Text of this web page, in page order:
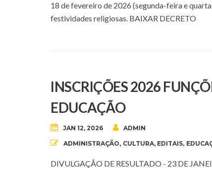
18 de fevereiro de 2026 (segunda-feira e
festividades religiosas. BAIXAR DECRETO
INSCRIÇÕES 2026
EDUCAÇÃO
JAN 12, 2026 ADMIN
ADMINISTRAÇÃO, CULTURA, EDITAIS,
DIVULGAÇÃO DE RESULTADO - 23 DE